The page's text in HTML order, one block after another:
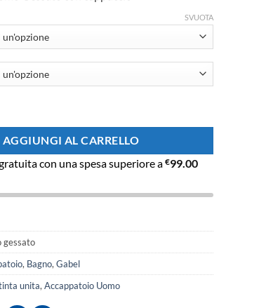
SVUOTA
AGGIUNGI AL CARRELLO
con una spesa superiore a €99.00
gessato
, Bagno,Gabel
unita,Accappatoio Uomo